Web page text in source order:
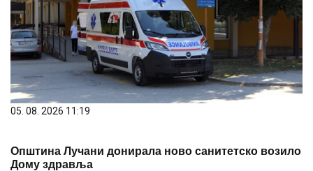
05. 08. 2026 11:19
Општина Лучани донирала ново санитетско возило
Дому здравља